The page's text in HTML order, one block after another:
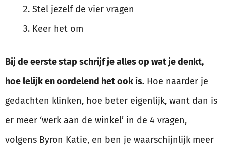
Stel jezelf de vier vragen
Keer het om
Bij de eerste stap schrijf je alles op wat je denkt,
hoe lelijk en oordelend het ook is. Hoe naarder je
gedachten klinken, hoe beter eigenlijk, want dan is
er meer ‘werk aan de winkel’ in de 4 vragen,
volgens Byron Katie, en ben je waarschijnlijk meer